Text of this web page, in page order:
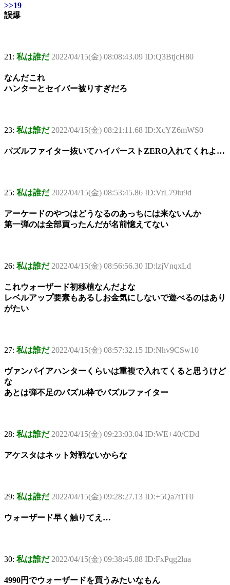
>>19
誤爆
21: 私は誰だ 2022/04/15(金) 08:08:43.09 ID:Q3BtjcH80
なんだこれ
ハンターとセイバー被りすぎだろ
23: 私は誰だ 2022/04/15(金) 08:21:11.68 ID:XcYZ6mWS0
パズルファイター抜いてハイパーストZERO入れてくれよ…
25: 私は誰だ 2022/04/15(金) 08:53:45.86 ID:VrL79iu9d
アーケードのやつはどうなるのあっちには来ないんか
第一弾のは全部買ったんだが名前憶えてない
26: 私は誰だ 2022/04/15(金) 08:56:56.30 ID:lzjVnqxLd
これウォーザード初移植なんだよな
レベルアップ要素もあるしお金気にしないで遊べるのはあり
がたい
27: 私は誰だ 2022/04/15(金) 08:57:32.15 ID:Nhv9CSw10
ヴァンパイアハンターくらいは重複で入れてくると思うけど
な
あとは弾不足のパズル枠でパズルファイター
28: 私は誰だ 2022/04/15(金) 09:23:03.04 ID:WE+40/CDd
アケスタはネット対戦ないからな
29: 私は誰だ 2022/04/15(金) 09:28:27.13 ID:+5Qa7t1T0
ウォーザード早く触りてえ…
30: 私は誰だ 2022/04/15(金) 09:38:45.88 ID:FxPqg2lua
4990円でウォーザードを買うみたいなもん